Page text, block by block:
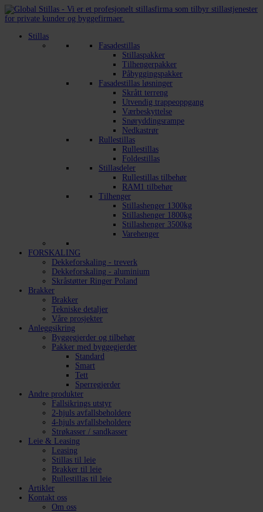
Stillas
Fasadestillas
Stillaspakker
Tilhengerpakker
Påbyggingspakker
Fasadestillas løsninger
Skrått terreng
Utvendig trappeoppgang
Værbeskyttelse
Snøryddingsrampe
Nedkastrør
Rullestillas
Rullestillas
Foldestillas
Stillasdeler
Rullestillas tilbehør
RAM1 tilbehør
Tilhenger
Stillashenger 1300kg
Stillashenger 1800kg
Stillashenger 3500kg
Varehenger
FORSKALING
Dekkeforskaling - treverk
Dekkeforskaling - aluminium
Skråstøtter Ringer Poland
Brakker
Brakker
Tekniske detaljer
Våre prosjekter
Anleggsikring
Byggegjerder og tilbehør
Pakker med byggegjerder
Standard
Smart
Tett
Sperregjerder
Andre produkter
Fallsikrings utstyr
2-hjuls avfallsbeholdere
4-hjuls avfallsbeholdere
Strøkasser / sandkasser
Leie & Leasing
Leasing
Stillas til leie
Brakker til leie
Rullestillas til leie
Artikler
Kontakt oss
Om oss